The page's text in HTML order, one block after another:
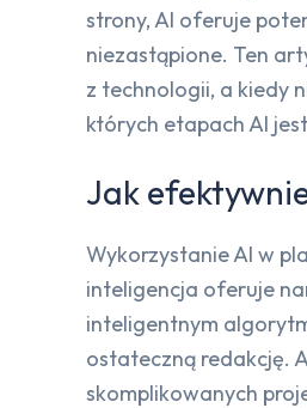
strony, AI oferuje
niezastąpione. Ten
z technologii, a kiedy
których etapach AI
Jak
Wykorzystanie AI w
inteligencja oferuje
inteligentnym
ostateczną redakcję.
skomplikowanych